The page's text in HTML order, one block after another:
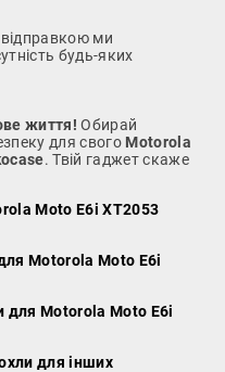
ми
будь-яких
життя! Обирай
для свого Motorola
. Твій гаджет скаже
Moto E6i XT2053
Motorola Moto E6i
для Motorola Moto E6i
для інших